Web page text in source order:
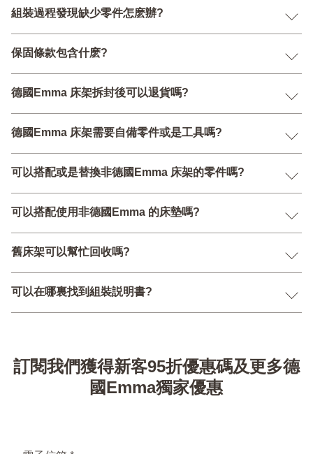
組裝過程發現缺少零件怎麽辦?
保固條款包含什麽?
德國Emma 床架拆封後可以退貨嗎?
德國Emma 床架需要自備零件或是工具嗎?
可以搭配或是替換非德國Emma 床架的零件嗎?
可以搭配使用非德國Emma 的床墊嗎?
舊床架可以幫忙回收嗎?
可以在哪裏找到組裝説明書?
訂閱我們獲得新客95折優惠碼及更多德
國Emma獨家優惠